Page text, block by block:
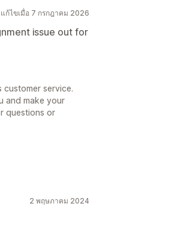
แก้ไขเมื่อ 7 กรกฎาคม 2026
issue out for
service.
and make your
questions or
2 พฤษภาคม 2024